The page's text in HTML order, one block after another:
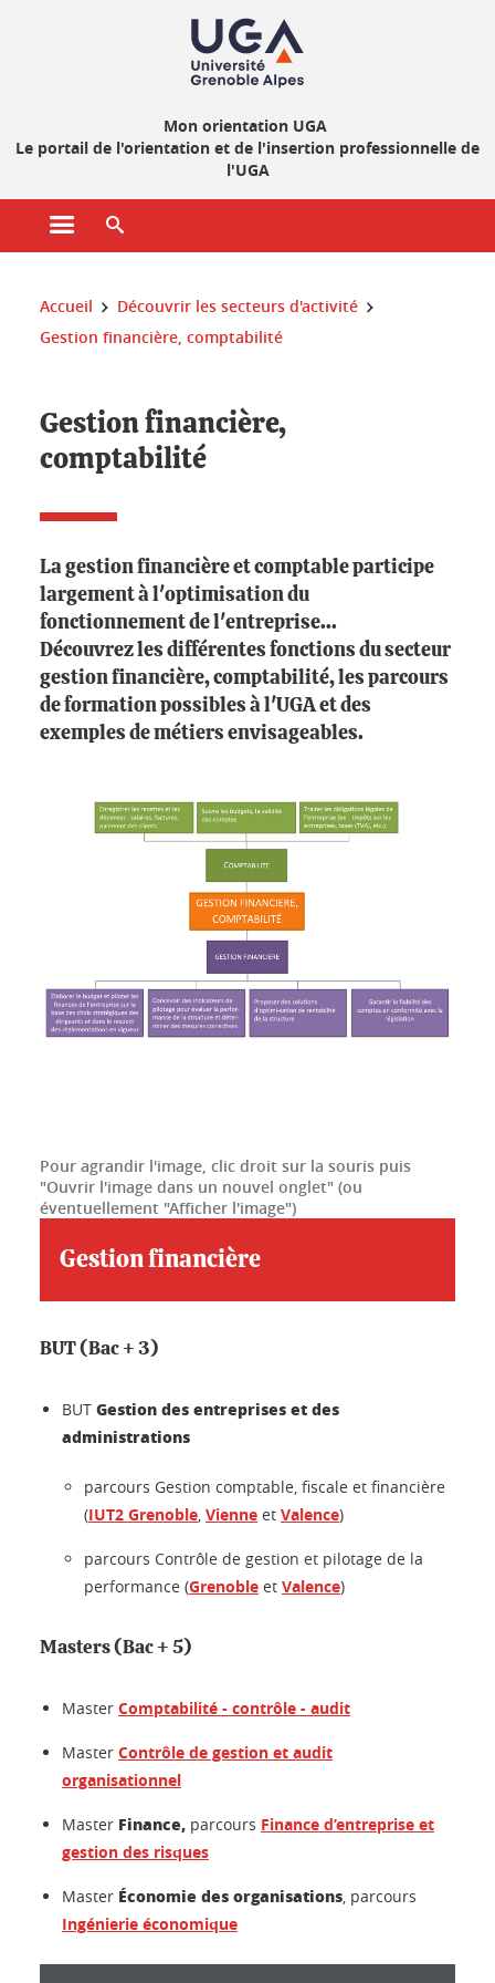
Mon orientation UGA
Le portail de l'orientation et de l'insertion professionnelle de
l'UGA
Ouvrir le menu principal
Vous êtes ici :
Accueil
Découvrir les secteurs d'activité
Gestion financière, comptabilité
Gestion financière,
comptabilité
La gestion financière et comptable participe
largement à l'optimisation du
fonctionnement de l'entreprise...
Découvrez les différentes fonctions du secteur
gestion financière, comptabilité, les parcours
de formation possibles à l'UGA et des
exemples de métiers envisageables.
Pour agrandir l'image, clic droit sur la souris puis
"Ouvrir l'image dans un nouvel onglet" (ou
éventuellement "Afficher l'image")
Gestion financière
BUT (Bac + 3)
BUT Gestion des entreprises et des
administrations
parcours Gestion comptable, fiscale et financière
(IUT2 Grenoble Vienne et Valence)
parcours Contrôle de gestion et pilotage de la
performance (Grenoble et Valence)
Masters (Bac + 5)
Master Comptabilité - contrôle - audit
Master Contrôle de gestion et audit
organisationnel
Master Finance, parcours Finance d’entreprise et
gestion des risques
Master Économie des organisations , parcours
Ingénierie économique